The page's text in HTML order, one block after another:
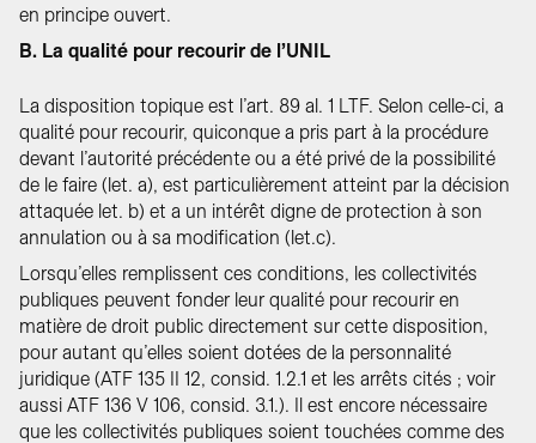
en principe ouvert.
B. La qualité pour recourir de l’UNIL
La disposition topique est l’art. 89 al. 1 LTF. Selon celle-ci, a
qualité pour recourir, quiconque a pris part à la procédure
devant l’autorité précédente ou a été privé de la possibilité
de le faire (let. a), est particulièrement atteint par la décision
attaquée let. b) et a un intérêt digne de protection à son
annulation ou à sa modification (let.c).
Lorsqu’elles remplissent ces conditions, les collectivités
publiques peuvent fonder leur qualité pour recourir en
matière de droit public directement sur cette disposition,
pour autant qu’elles soient dotées de la personnalité
juridique (ATF 135 II 12, consid. 1.2.1 et les arrêts cités ; voir
aussi ATF 136 V 106, consid. 3.1.). Il est encore nécessaire
que les collectivités publiques soient touchées comme des